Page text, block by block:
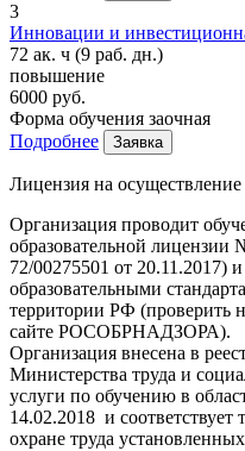
3
Инновации и
72 ак. ч (9 раб. дн.)
повышение
6000 руб.
Форма обучения заочная
Подробнее
Заявка
Лицензия на осуществление
Организация проводит
образовательной лицензии
72/00275501 от 20.11.2017)
образовательными
территории РФ (проверить
сайте РОСОБРНАДЗОРА).
Организация внесена в
Министерства труда и
услуги по обучению в
14.02.2018 и
охране труда установленных